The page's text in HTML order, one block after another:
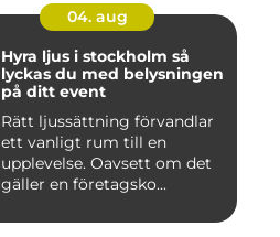
04. aug
Hyra ljus i stockholm så
lyckas du med belysningen
på ditt event
Rätt ljussättning förvandlar
ett vanligt rum till en
upplevelse. Oavsett om det
gäller en företagsko...